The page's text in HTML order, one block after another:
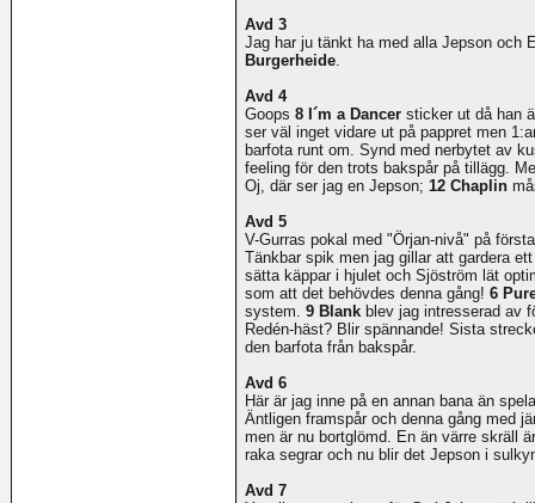
Avd 3
Jag har ju tänkt ha med alla Jepson och
Burgerheide.
Avd 4
Goops 8 I´m a Dancer sticker ut då han
ser väl inget vidare ut på pappret men
barfota runt om. Synd med nerbytet av
feeling för den trots bakspår på tillägg.
Oj, där ser jag en Jepson; 12 Chaplin
Avd 5
V-Gurras pokal med "Örjan-nivå" på
Tänkbar spik men jag gillar att gardera
sätta käppar i hjulet och Sjöström lät
som att det behövdes denna gång! 6
system. 9 Blank blev jag intresserad av
Redén-häst? Blir spännande! Sista
den barfota från bakspår.
Avd 6
Här är jag inne på en annan bana än
Äntligen framspår och denna gång med
men är nu bortglömd. En än värre skräll
raka segrar och nu blir det Jepson i
Avd 7